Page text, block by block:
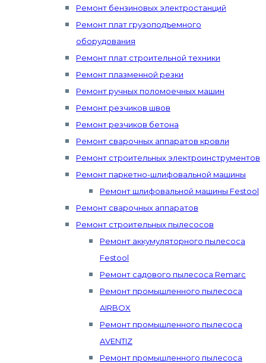
Ремонт бензиновых электростанций
Ремонт плат грузоподъемного
оборудования
Ремонт плат строительной техники
Ремонт плазменной резки
Ремонт ручных поломоечных машин
Ремонт резчиков швов
Ремонт резчиков бетона
Ремонт сварочных аппаратов кровли
Ремонт строительных электроинструментов
Ремонт паркетно-шлифовальной машины
Ремонт шлифовальной машины Festool
Ремонт сварочных аппаратов
Ремонт строительных пылесосов
Ремонт аккумуляторного пылесоса
Festool
Ремонт садового пылесоса Remarc
Ремонт промышленного пылесоса
AIRBOX
Ремонт промышленного пылесоса
AVENTIZ
Ремонт промышленного пылесоса